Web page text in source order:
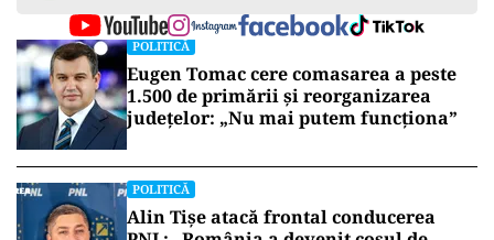
trebuie altfel lucrat, dar ideea de
România Educată e o idee bună. Apoi,
Iohannis a consolidat poziţia
internaţională a României şi acest
lucru este un lucru bun care poate fi
dus mai departe. Cred că a făcut mult
prea puţin în alte domenii”, a mai
declarat Crin Antonescu.